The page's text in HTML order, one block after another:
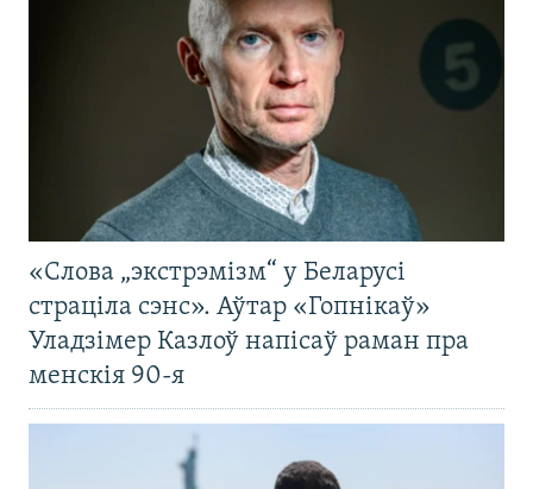
«Слова „экстрэмізм“ у Беларусі
страціла сэнс». Аўтар «Гопнікаў»
Уладзімер Казлоў напісаў раман пра
менскія 90-я